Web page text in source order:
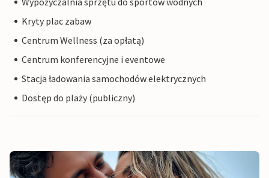
Kryty plac zabaw
Centrum Wellness (za opłatą)
Centrum konferencyjne i eventowe
Stacja ładowania samochodów elektrycznych
Dostęp do plaży (publiczny)